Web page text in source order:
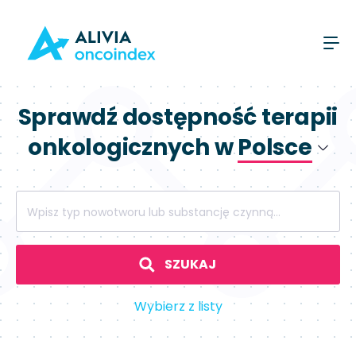
Sprawdź dostępność terapii
onkologicznych wPolsce
Hiszpanii
SZUKAJ
Wybierz z listy